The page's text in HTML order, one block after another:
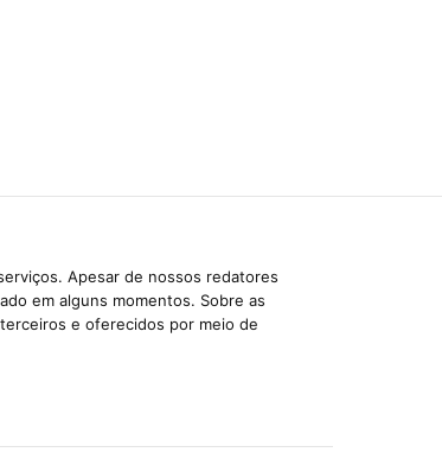
Apesar de nossos redatores
em alguns momentos. Sobre as
e oferecidos por meio de